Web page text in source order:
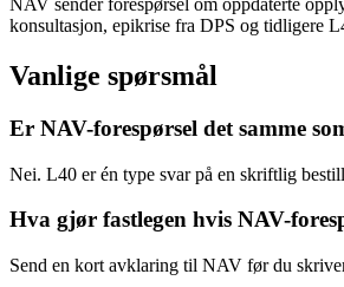
NAV sender forespørsel om oppdaterte
konsultasjon, epikrise fra DPS og tidligere
Vanlige spørsmål
Er NAV-forespørsel det samme
Nei. L40 er én type svar på en skriftlig
Hva gjør fastlegen hvis NAV-
Send en kort avklaring til NAV før du